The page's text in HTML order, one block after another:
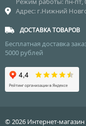
Адрес: г.Нижний
ДОСТАВКА ТОВАРОВ
Бесплатная доставка
5000 рублей
© 2026 Интернет-